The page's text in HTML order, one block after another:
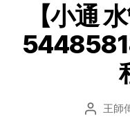
【小通
文 王師